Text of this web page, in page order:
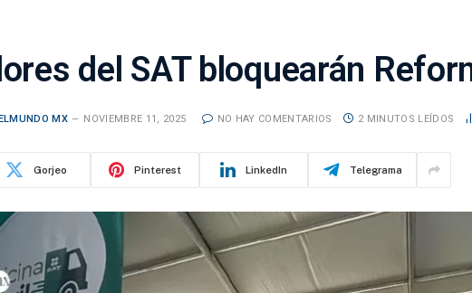
del SAT bloquearán
MX NOVIEMBRE 11, 2025 NO HAY COMENTARIOS 2 MINUTOS LEÍDOS
Gorjeo Pinterest LinkedIn Telegrama